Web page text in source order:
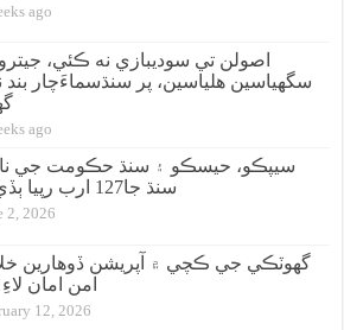
ago
سگهياسين هلياسين، پر سنڌسماءَچار بند
ago
سيپڪو، حيسڪو ۽ سنڌ حڪومت جي
سنڌ جا127 ارب رپيا ٻڏي ويا؟
2, 2026
گهوٽڪي جي ڪچي ۾ آپريشن ڏوهارين
امن امان
12, 2026